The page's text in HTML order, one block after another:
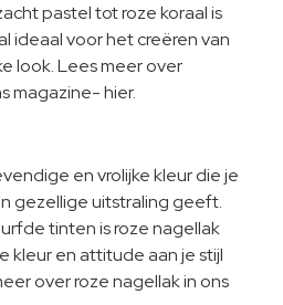
pastel tot roze koraal is
ideaal voor het creëren van
look. Lees meer over
magazine- hier.
en vrolijke kleur die je
gezellige uitstraling geeft.
tinten is roze nagellak
kleur en attitude aan je stijl
over roze nagellak in ons